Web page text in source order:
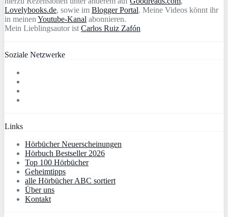
Lovelybooks.de, sowie im Blogger Portal. Meine Videos könnt ihr
in meinen Youtube-Kanal abonnieren.
Mein Lieblingsautor ist Carlos Ruiz Zafón
Soziale Netzwerke
Links
Hörbücher Neuerscheinungen
Hörbuch Bestseller 2026
Top 100 Hörbücher
Geheimtipps
alle Hörbücher ABC sortiert
Über uns
Kontakt